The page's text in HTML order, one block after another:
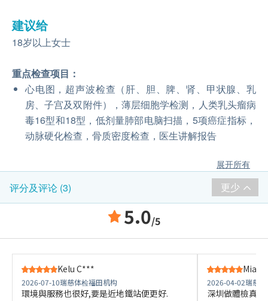
建议给
18岁以上女士
重点检查项目：
心电图，超声波检查（肝、胆、脾、肾、甲状腺、乳
房、子宫及双附件），薄层细胞学检测，人类乳头瘤病
毒16型和18型，低剂量肺部电脑扫描，5项癌症指标，
动脉硬化检查，骨质密度检查，医生讲解报告
展开所有
评分及评论 (3) 更少
5.0/5
Kelu C***
2026-07-10瑞慈体检福田机构
環境與服務也很好,要是近地鐵站便更好.
Mia
2026-04-02瑞慈
深圳做體檢真